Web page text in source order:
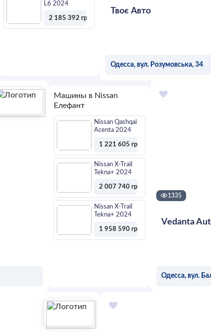
L6 2024
2 185 392 грн
Оставить
Твоє Авто
Одесса, вул. Розумовська, 34
Машины в Nissan
Елефант
Nissan Qashqai
Acenta 2024
1 221 605 грн
Оставить
заявку
Nissan X-Trail
Tekna+ 2024
2 007 740 грн
Оставить
заявку
Nissan X-Trail
Tekna+ 2024
1 958 590 грн
Оставить
1335
Vedanta
Одесса, вул.